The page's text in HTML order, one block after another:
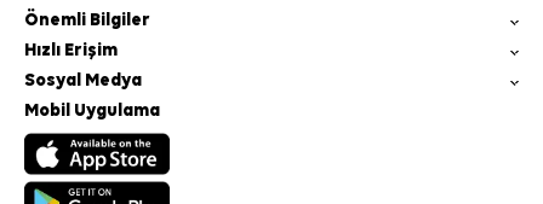
Önemli Bilgiler
Hızlı Erişim
Sosyal Medya
Mobil Uygulama